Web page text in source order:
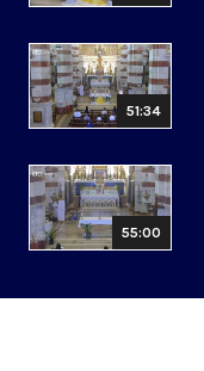
51:34
55:00